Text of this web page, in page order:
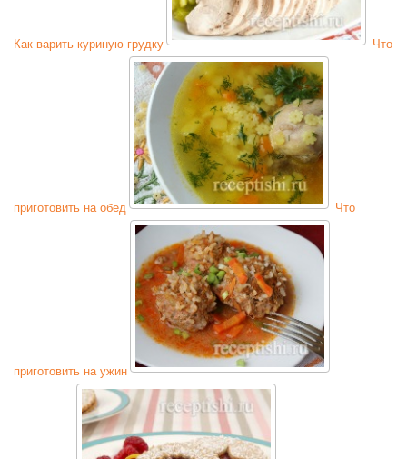
Как варить куриную грудку Что
приготовить на обед Что
приготовить на ужин